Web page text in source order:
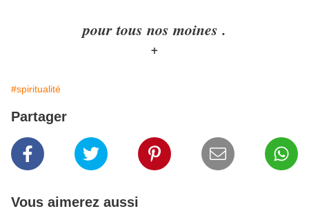
pour tous nos moines .
+
#spiritualité
Partager
Vous aimerez aussi